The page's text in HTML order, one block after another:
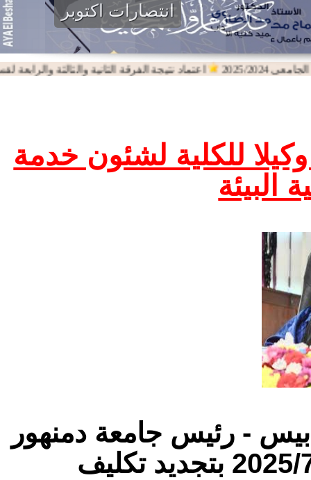
انتصارات اكتوبر
2024 اعتماد نتيجة الفرقة الثانية والثالثة والرابعة لقسم
للكلية لشئون خدمة
البيئة
- رئيس جامعة دمنهور
بتجديد تكليف